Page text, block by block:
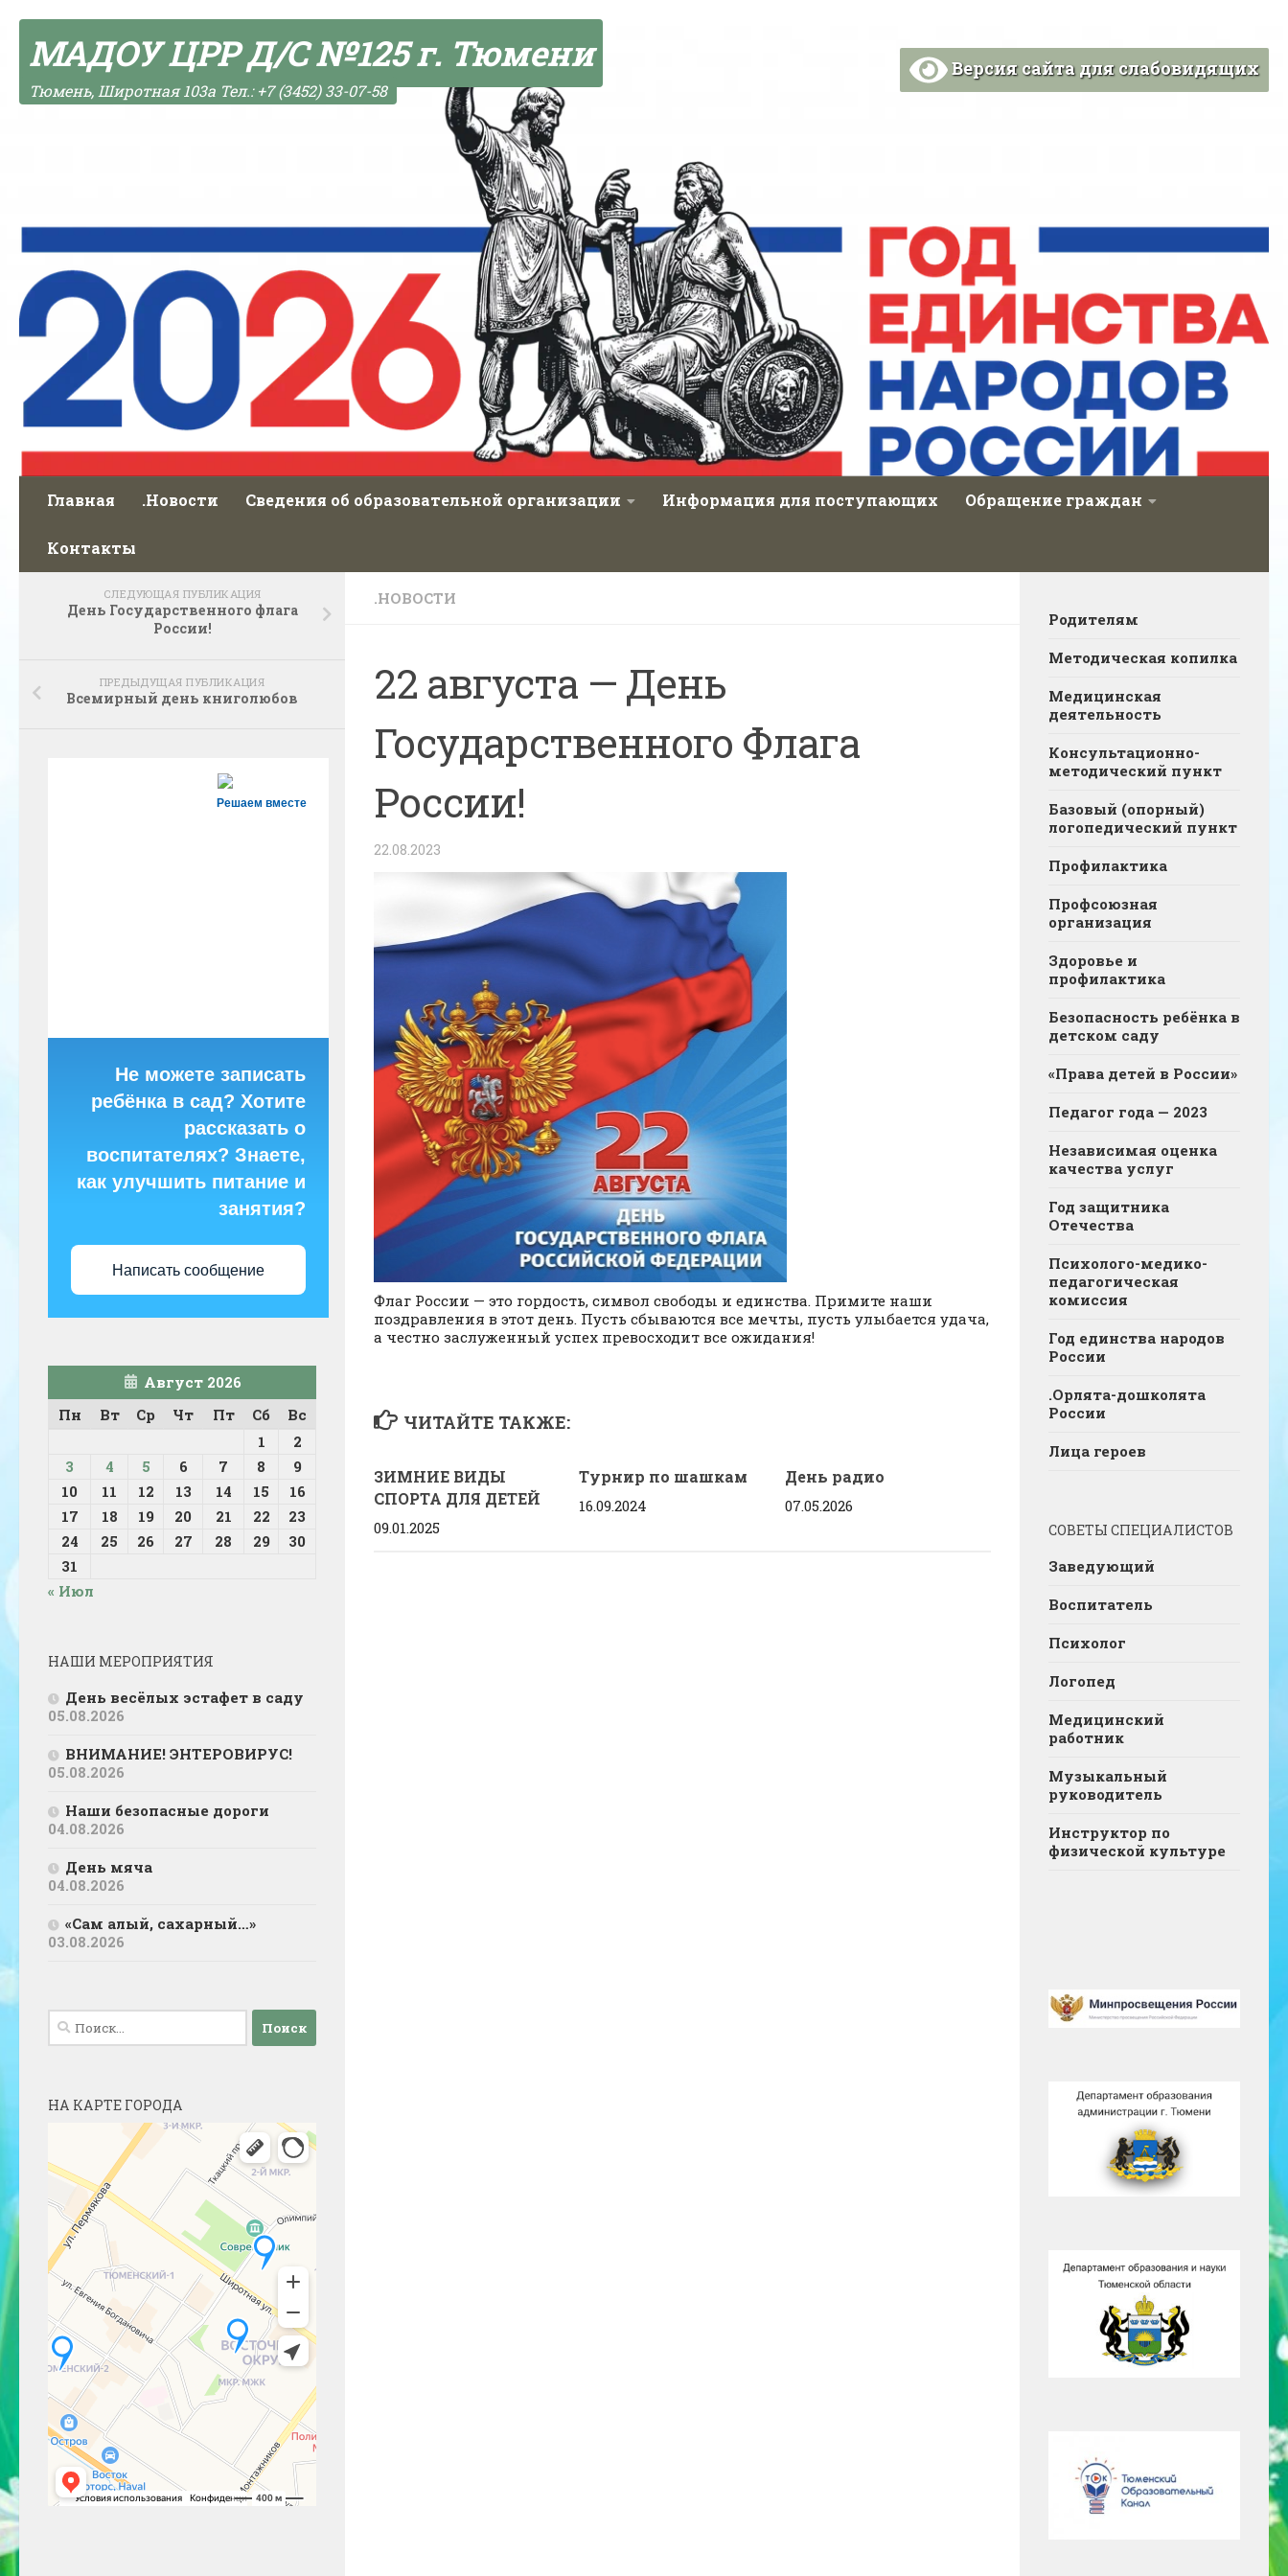
МАДОУ ЦРР Д/С №125 г. Тюмени
Тюмень, Широтная 103а Тел.: +7 (3452) 33-07-58
Версия сайта для слабовидящих
Главная .Новости Сведения об образовательной организации Информация для поступающих Обращение граждан
Контакты
.НОВОСТИ
22 августа — День
Государственного Флага
России!
22.08.2023
Флаг России — это гордость, символ свободы и единства. Примите наши
поздравления в этот день. Пусть сбываются все мечты, пусть улыбается удача,
а честно заслуженный успех превосходит все ожидания!
ЧИТАЙТЕ ТАКЖЕ:
ЗИМНИЕ ВИДЫ
СПОРТА ДЛЯ ДЕТЕЙ
09.01.2025
Турнир по шашкам
16.09.2024
День радио
07.05.2026
СЛЕДУЮЩАЯ ПУБЛИКАЦИЯ
День Государственного флага
России!
ПРЕДЫДУЩАЯ ПУБЛИКАЦИЯ
Всемирный день книголюбов
Решаем вместе
Не можете записать
ребёнка в сад? Хотите
рассказать о
воспитателях? Знаете,
как улучшить питание и
занятия?
Написать сообщение
Август 2026
Пн
Вт Ср Чт Пт Сб
Вс
1
2
3
4 5 6 7 8
9
10
11 12 13 14 15
16
17
18 19 20 21 22
23
24
25 26 27 28 29
30
31
« Июл
НАШИ МЕРОПРИЯТИЯ
День весёлых эстафет в саду
05.08.2026
ВНИМАНИЕ! ЭНТЕРОВИРУС!
05.08.2026
Наши безопасные дороги
04.08.2026
День мяча
04.08.2026
«Сам алый, сахарный…»
03.08.2026
Найти:
НА КАРТЕ ГОРОДА
Родителям
Методическая копилка
Медицинская
деятельность
Консультационно-
методический пункт
Базовый (опорный)
логопедический пункт
Профилактика
Профсоюзная
организация
Здоровье и
профилактика
Безопасность ребёнка в
детском саду
«Права детей в России»
Педагог года — 2023
Независимая оценка
качества услуг
Год защитника
Отечества
Психолого-медико-
педагогическая
комиссия
Год единства народов
России
.Орлята-дошколята
России
Лица героев
СОВЕТЫ СПЕЦИАЛИСТОВ
Заведующий
Воспитатель
Психолог
Логопед
Медицинский
работник
Музыкальный
руководитель
Инструктор по
физической культуре